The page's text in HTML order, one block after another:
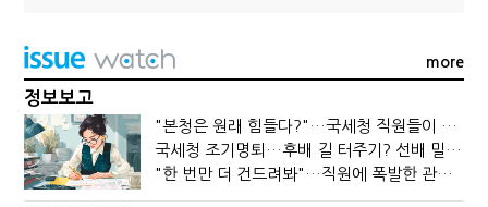
more
정보보고
"본청은 원래 힘들다?"…국세청 직원들이 떠나는 이유
국세청 조기명퇴…후배 길 터주기? 선배 밀어내기?
"한 번만 더 건드려봐"…직원에 폭발한 관세청장, 왜?